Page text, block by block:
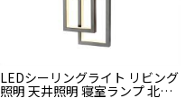
LEDシーリングライト リビング
照明 天井照明 寝室ランプ 北欧